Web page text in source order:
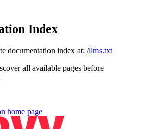
Index
documentation index at: /llms.txt
all available pages before
home page